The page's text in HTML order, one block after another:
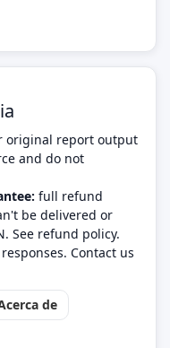
original report output
and do not
full refund
be delivered or
See refund policy.
Contact us
de